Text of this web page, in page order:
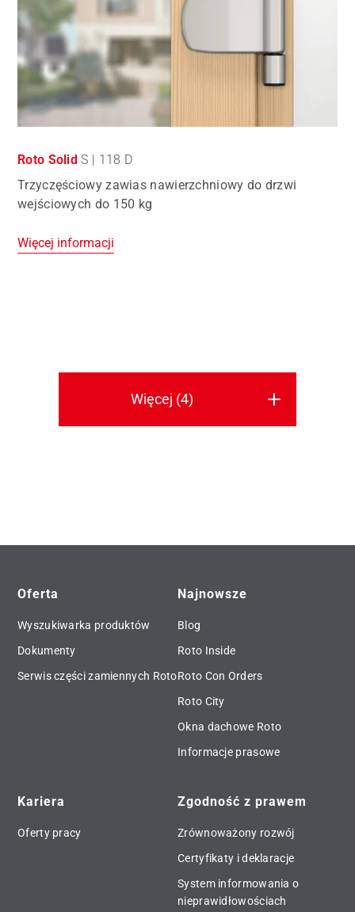
Roto Solid S | 118 D
Trzyczęściowy zawias nawierzchniowy do drzwi
wejściowych do 150 kg
Więcej informacji
Więcej (4)
Oferta
Wyszukiwarka produktów
Dokumenty
Serwis części zamiennych Roto
Najnowsze
Blog
Roto Inside
Roto Con Orders
Roto City
Okna dachowe Roto
Informacje prasowe
Kariera
Oferty pracy
Zgodność z prawem
Zrównoważony rozwój
Certyfikaty i deklaracje
System informowania o
nieprawidłowościach